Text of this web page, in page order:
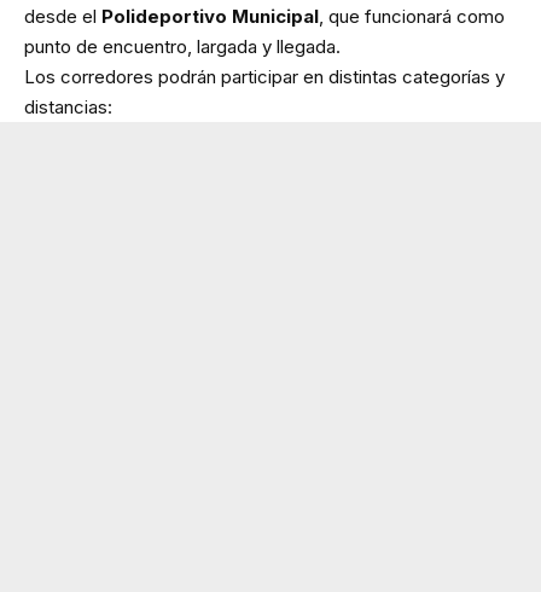
desde el Polideportivo Municipal , que funcionará como
punto de encuentro, largada y llegada.
Los corredores podrán participar en distintas categorías y
distancias: